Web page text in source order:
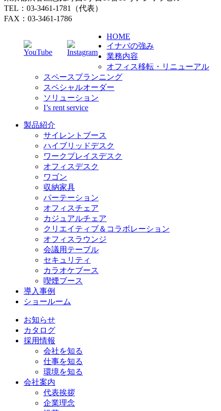
TEL：03-3461-1781（代表）
FAX：03-3461-1786
HOME
イナバの強み
業務内容
オフィス移転・リニューアル
スペースプランニング
スペシャルオーダー
ソリューション
I’s rent service
製品紹介
サイレントブース
ハイブリッドデスク
ワークプレイスデスク
オフィスデスク
ワゴン
収納家具
パーテーション
オフィスチェア
カジュアルチェア
クリエイティブ＆コラボレーション
オフィスラウンジ
会議用テーブル
セキュリティ
カラオケブース
喫煙ブース
導入事例
ショールーム
お知らせ
カタログ
採用情報
会社を知る
仕事を知る
環境を知る
会社案内
代表挨拶
企業理念